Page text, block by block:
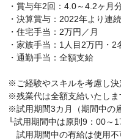
・賞与年2回：4.0～4.2ヶ月
・決算賞与：2022年より連
・住宅手当：2万円／月
・家族手当：1人目2万円・2
・通勤手当：全額支給
※ご経験やスキルを考慮し決
※残業代は全額支給いたしま
※試用期間3カ月（期間中の
└試用期間中は原則9：00～
試用期間中の有給は使用不